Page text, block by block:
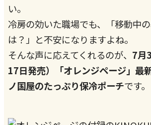
い。
冷房の効いた職場でも、「移動中
は？」と不安になりますよね。
そんな声に応えてくれるのが、 7月
17日発売）「オレンジページ」最
ノ国屋のたっぷり保冷ポーチです。